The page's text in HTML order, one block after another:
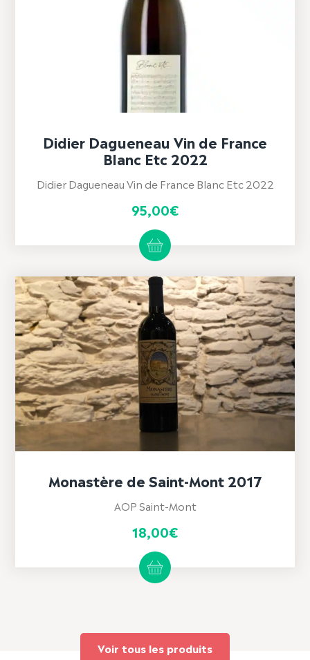
Didier Dagueneau Vin de France
Blanc Etc 2022
Didier Dagueneau Vin de France Blanc Etc 2022
95,00€
Monastère de Saint-Mont 2017
AOP Saint-Mont
18,00€
Voir tous les produits